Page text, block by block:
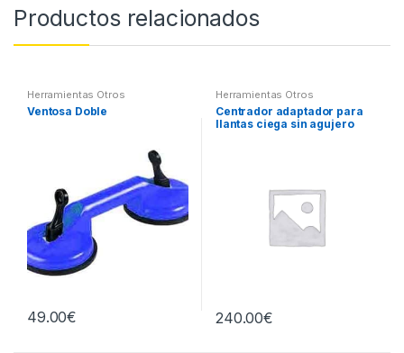
Productos relacionados
Herramientas Otros
Ventosa Doble
49.00€
Herramientas Otros
Centrador adaptador para
llantas ciega sin agujero
240.00€